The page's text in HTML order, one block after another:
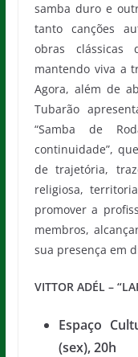
samba duro e
tanto canções
obras
mantendo viva a
Agora, além de
Tubarão
“Samba de
continuidade”,
de trajetória,
religiosa,
promover a
membros,
sua presença em
VITTOR ADÉL –
Espaço
(sex), 20h